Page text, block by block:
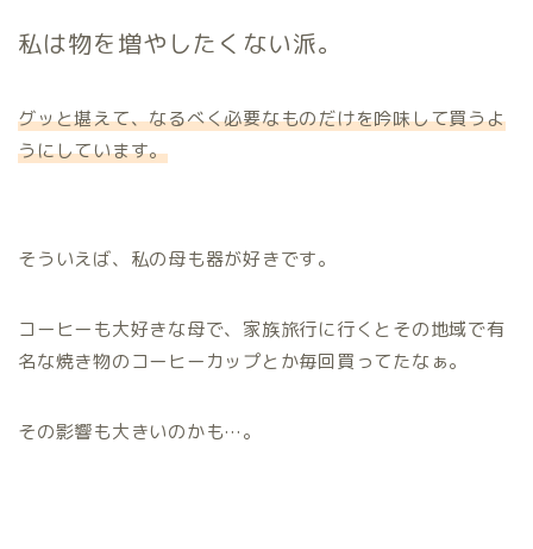
私は物を増やしたくない派。
グッと堪えて、なるべく必要なものだけを吟味して買うよ
うにしています。
そういえば、私の母も器が好きです。
コーヒーも大好きな母で、家族旅行に行くとその地域で有
名な焼き物のコーヒーカップとか毎回買ってたなぁ。
その影響も大きいのかも…。